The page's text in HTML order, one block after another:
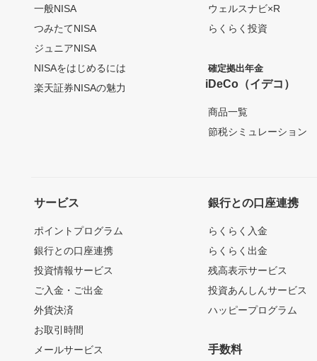
一般NISA
つみたてNISA
ジュニアNISA
NISAをはじめるには
楽天証券NISAの魅力
ウェルスナビ×R
らくらく投資
確定拠出年金
iDeCo（イデコ）
商品一覧
節税シミュレーション
サービス
ポイントプログラム
銀行との口座連携
投資情報サービス
ご入金・ご出金
外貨決済
お取引時間
メールサービス
銀行との口座連携
らくらく入金
らくらく出金
残高表示サービス
投資あんしんサービス
ハッピープログラム
手数料